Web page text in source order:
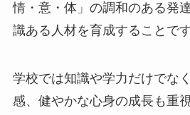
情・意・体」の調和のある発
識ある人材を育成することです
学校では知識や学力だけでな
感、健やかな心身の成長も重